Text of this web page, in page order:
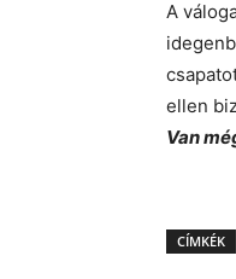
A
ellen
Van
CÍMKÉK